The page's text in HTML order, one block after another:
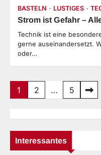
BASTELN LUSTIGES
Strom ist Gefahr –
Technik ist eine
gerne auseinandersetzt.
oder…
Beiträge
1 2 … 5
Interessantes